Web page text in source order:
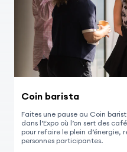
Coin barista
Faites une pause au Coin
dans l’Expo où l’on sert des
pour refaire le plein d’énergie,
personnes participantes.